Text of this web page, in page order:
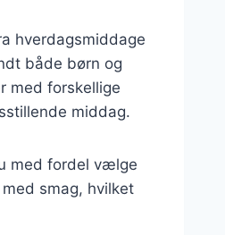
hverdagsmiddage
både børn og
med forskellige
middag.
med fordel vælge
smag, hvilket